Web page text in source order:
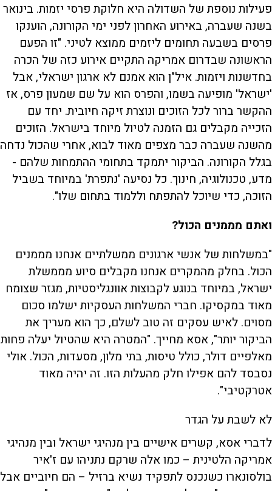
פעילות נוספת של השדולה היא חלוקת פרסי יזמות. בינואר
בשנה שעברה, באירוע האחרון לפני ימי הקורונה, הוענקו
פרסים בשבעה תחומים ליזמים ממוצא לטיני. "זו הפעם
הראשונה שבדרום אמריקה התקיים אירוע כזה של הכרה
בחדשנות ויזמות. איל"ן הוא אמנם לא ארגון ישראלי, אבל
'ישראל' מופיעה בשמו, והפרס הוא על שם שמעון פרס, אז
ההקשר ברור לכל הזוכים ונוצרת זיקה חיובית. יחד עם
הזכייה מקבלים גם הזמנה לטיול מיוחד בישראל. הזוכים
מהשנה שעברה כבר מצפים מאוד לבוא, אחרי שהכול נדחה
בגלל הקורונה. הביקור יתמקד בתחומי ההתמחות שלהם -
מדע, טכנולוגיה, חינוך. כל נסיעה 'נתפרת' במיוחד בשביל
הזוכה, כדי שיוכל להתפתח וללמוד בתחום שלו".
ואתם מממנים הכול?
"במשלחות של אנשי ארגונים ממשלתיים אנחנו מממנים
הכול. בחלק מהמקרים אנחנו מקבלים סיוע מממשלת
ישראל, במיוחד בנוגע לקבוצות אוונגליסטיות, מגזר שצומח
מאוד במקסיקו. חברי המשלחות העסקיות ישלמו סכום
מסוים. לאיש עסקים זה טוב לשלם, כך הוא מעריך את
הביקור יותר", אסא מחייך. "המטרה היא שהטיול יעלה פחות
מאלפיים דולר, כולל טיסות, בתי מלון, מסעדות, הכול. אולי
נסבסד להם אפילו חלק מהעלות הזו. זה יהיה מאוד
אטרקטיבי".
לא לשבת על הגדר
לדברי אסא, קשרים אישיים בין מנהיגי ישראל ובין מנהיגי
אמריקה הלטינית – כמו אלה שרקם נתניהו עם ז'איר
בולסונארו כשנכנס לתפקיד נשיא ברזיל – הם חיוביים אבל